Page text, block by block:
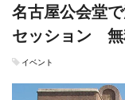
名古屋公会堂
セッション 無
イベント